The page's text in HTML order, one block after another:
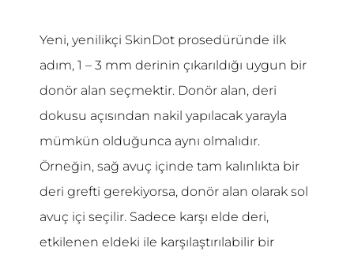
Yeni, yenilikçi SkinDot prosedüründe ilk
adım, 1 – 3 mm derinin çıkarıldığı uygun bir
donör alan seçmektir. Donör alan, deri
dokusu açısından nakil yapılacak yarayla
mümkün olduğunca aynı olmalıdır.
Örneğin, sağ avuç içinde tam kalınlıkta bir
deri grefti gerekiyorsa, donör alan olarak sol
avuç içi seçilir. Sadece karşı elde deri,
etkilenen eldeki ile karşılaştırılabilir bir